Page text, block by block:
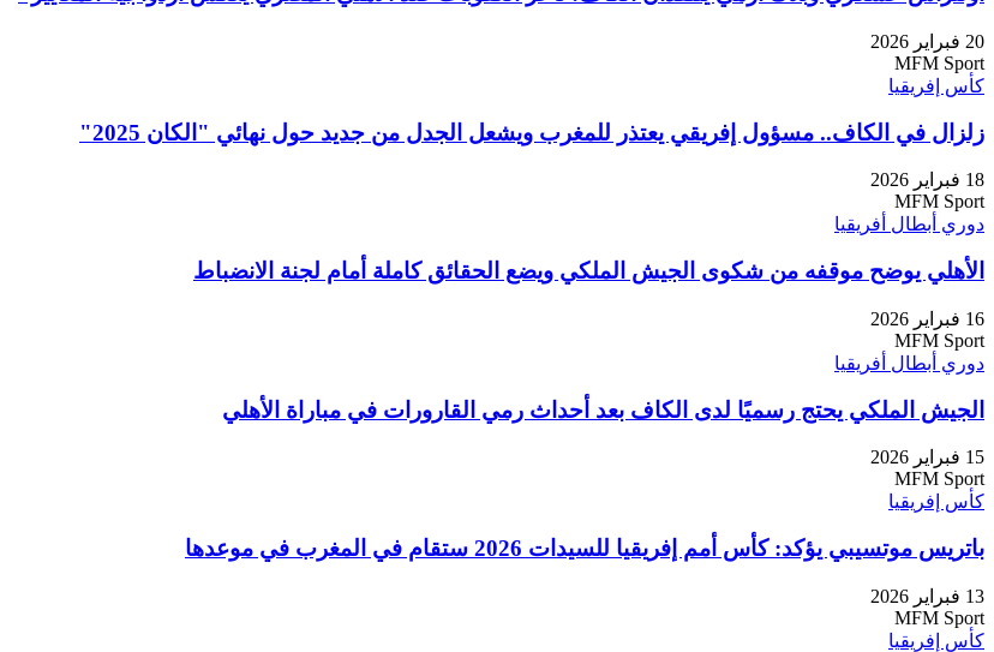
20 فبراير 2026
MFM Sport
كأس إفريقيا
زلزال في الكاف.. مسؤول إفريقي يعتذر للمغرب ويشعل الجدل من جديد حول نهائي "الكان 2025"
18 فبراير 2026
MFM Sport
دوري أبطال أفريقيا
الأهلي يوضح موقفه من شكوى الجيش الملكي ويضع الحقائق كاملة أمام لجنة الانضباط
16 فبراير 2026
MFM Sport
دوري أبطال أفريقيا
الجيش الملكي يحتج رسميًا لدى الكاف بعد أحداث رمي القارورات في مباراة الأهلي
15 فبراير 2026
MFM Sport
كأس إفريقيا
باتريس موتسيبي يؤكد: كأس أمم إفريقيا للسيدات 2026 ستقام في المغرب في موعدها
13 فبراير 2026
MFM Sport
كأس إفريقيا